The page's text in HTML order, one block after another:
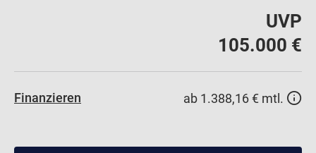
UVP
105.000 €
Finanzieren ab 1.388,16 € mtl.